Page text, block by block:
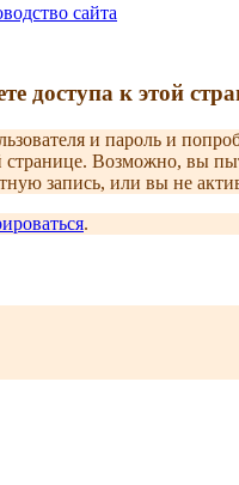
сайта
доступа к этой
и пароль и
странице. Возможно, вы
запись, или вы не
.